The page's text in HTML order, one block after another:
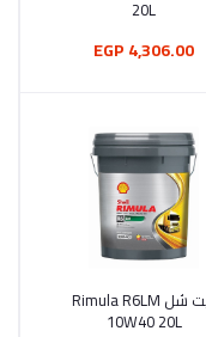
20L
4,306.00 EGP
أضف إلى السلة
زيت شل Rimula R6LM
10W40 20L